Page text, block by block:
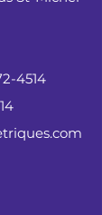
4514